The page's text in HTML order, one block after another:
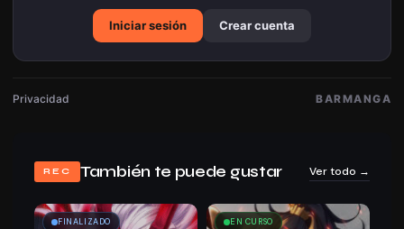
717
Capítulo 45 25/03/2026 724
Iniciar sesión Crear cuenta
Privacidad BARMANGA
REC También te puede gustar Ver todo →
FINALIZADO EN CURSO